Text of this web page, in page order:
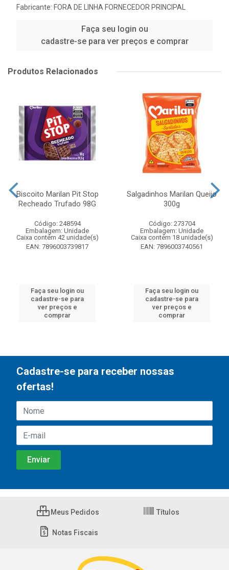
Fabricante: FORA DE LINHA FORNECEDOR PRINCIPAL
Faça seu login ou
cadastre-se para ver preços e comprar
Produtos Relacionados
Biscoito Marilan Pit Stop
Recheado Trufado 98G
Código: 248594
Embalagem: Unidade
Caixa contém 42 unidade(s)
EAN: 7896003739817
Faça seu login ou
cadastre-se para
ver preços e
comprar
Salgadinhos Marilan Queijo
300g
Código: 273704
Embalagem: Unidade
Caixa contém 18 unidade(s)
EAN: 7896003740561
Faça seu login ou
cadastre-se para
ver preços e
comprar
Cadastre-se para receber nossas
ofertas!
Meus Pedidos Títulos
Notas Fiscais